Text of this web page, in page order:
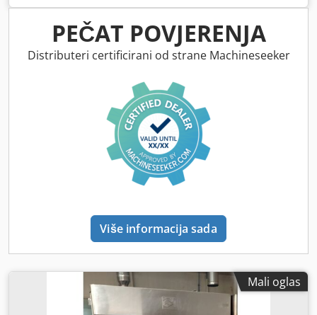
PEČAT POVJERENJA
Distributeri certificirani od strane Machineseeker
Više informacija sada
Mali oglas